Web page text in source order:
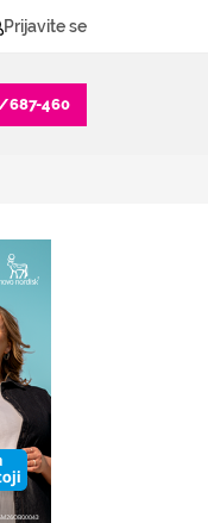
Prijavite se
687-460